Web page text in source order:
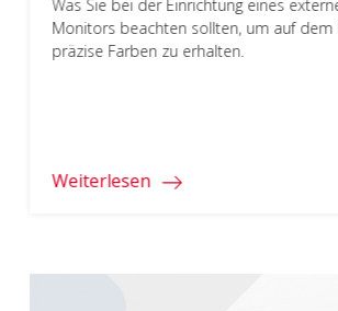
Was Sie bei der Einrichtung eines
Monitors beachten sollten, um auf dem
präzise Farben zu erhalten.
Weiterlesen